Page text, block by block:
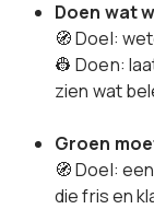
Doen wat
🧭 Doel:
👷 Doen:
zien wat
Groen
🧭 Doel:
die fris en